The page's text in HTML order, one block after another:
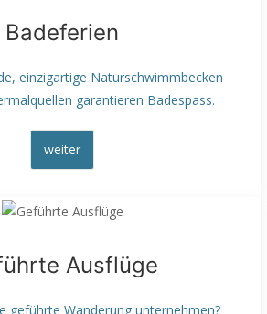
Badeferien
einzigartige Naturschwimmbecken
garantieren Badespass.
weiter
Ausflüge
geführte Wanderung unternehmen?